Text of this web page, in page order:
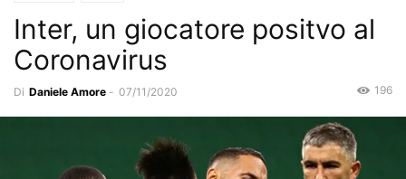
Inter, un giocatore positvo al
Coronavirus
Di Daniele Amore - 07/11/2020 196